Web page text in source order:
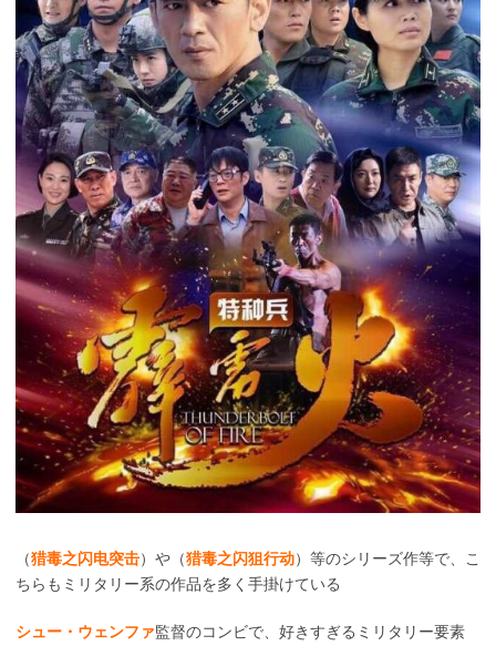
（猎毒之闪电突击）や（猎毒之闪狙行动）等のシリーズ作等で、こ
ちらもミリタリー系の作品を多く手掛けている
シュー・ウェンファ監督のコンビで、好きすぎるミリタリー要素